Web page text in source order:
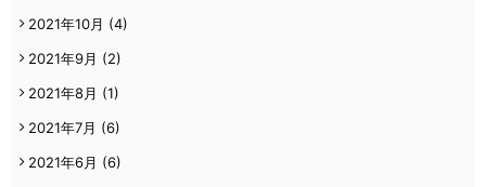
2021年10月 (4)
2021年9月 (2)
2021年8月 (1)
2021年7月 (6)
2021年6月 (6)